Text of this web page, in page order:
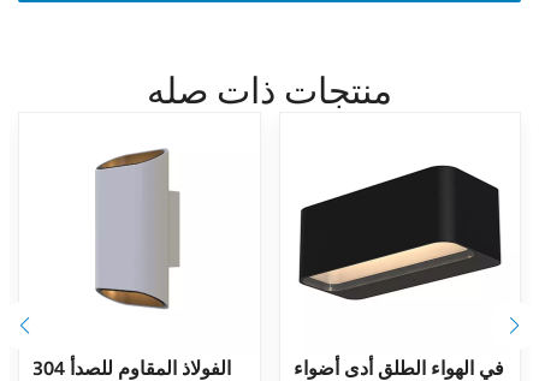
منتجات ذات صله
304 الفولاذ المقاوم للصدأ
في الهواء الطلق أدى أضواء